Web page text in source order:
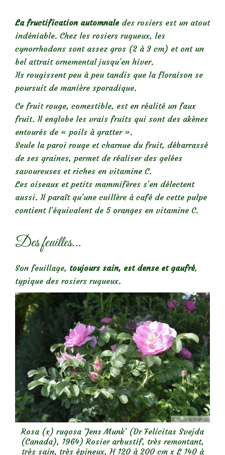
La fructification automnaledes rosiers est un atout
indéniable. Chez les rosiers rugueux, les
cynorrhodons sont assez gros (2 à 3 cm) et ont un
bel attrait ornemental jusqu’en hiver.
Ils rougissent peu à peu tandis que la floraison se
poursuit de manière sporadique.
Ce fruit rouge, comestible, est en réalité un faux
fruit. Il englobe les vrais fruits qui sont des akènes
entourés de « poils à gratter ».
Seule la paroi rouge et charnue du fruit, débarrassé
de ses graines, permet de réaliser des gelées
savoureuses et riches en vitamine C.
Les oiseaux et petits mammifères s’en délectent
aussi. Il paraît qu’une cuillère à café de cette pulpe
contient l’équivalent de 5 oranges en vitamine C.
Des feuilles…
Son feuillage, toujours sain, est dense et gaufré,
typique des rosiers rugueux.
Rosa (x) rugosa ‘Jens Munk’ (Dr Felicitas Svejda
(Canada), 1964) Rosier arbustif, très remontant,
très sain, très épineux, H 120 à 200 cm x L 140 à